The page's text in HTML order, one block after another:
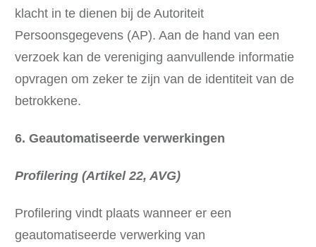
klacht in te dienen bij de Autoriteit
Persoonsgegevens (AP). Aan de hand van een
verzoek kan de vereniging aanvullende informatie
opvragen om zeker te zijn van de identiteit van de
betrokkene.
6. Geautomatiseerde verwerkingen
Profilering (Artikel 22, AVG)
Profilering vindt plaats wanneer er een
geautomatiseerde verwerking van